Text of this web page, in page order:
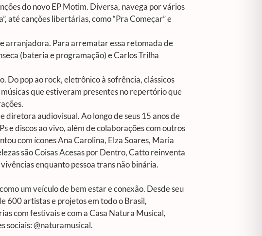
do novo EPMotim. Diversa, navega por vários
até canções libertárias, como “Pra Começar” e
arranjadora. Para arrematar essa retomada de
(bateria e programação) e Carlos Trilha
Do pop ao rock, eletrônico à sofrência, clássicos
músicas que estiveram presentes no repertório que
audiovisual. Ao longo de seus 15 anos de
e discos ao vivo, além de colaborações com outros
com ícones Ana Carolina, Elza Soares, Maria
são Coisas Acesas por Dentro, Catto reinventa
enquanto pessoa trans não binária.
um veículo de bem estar e conexão. Desde seu
600 artistas e projetos em todo o Brasil,
com festivais e com a Casa Natura Musical,
sociais: @naturamusical.